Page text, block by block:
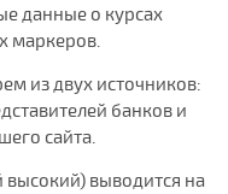
данные о курсах
маркеров.
из двух источников:
банков и
сайта.
выводится на